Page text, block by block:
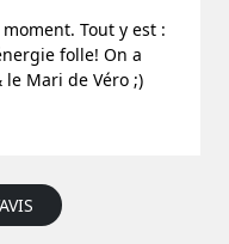
Tout y est :
folle! On a
Mari de Véro ;)